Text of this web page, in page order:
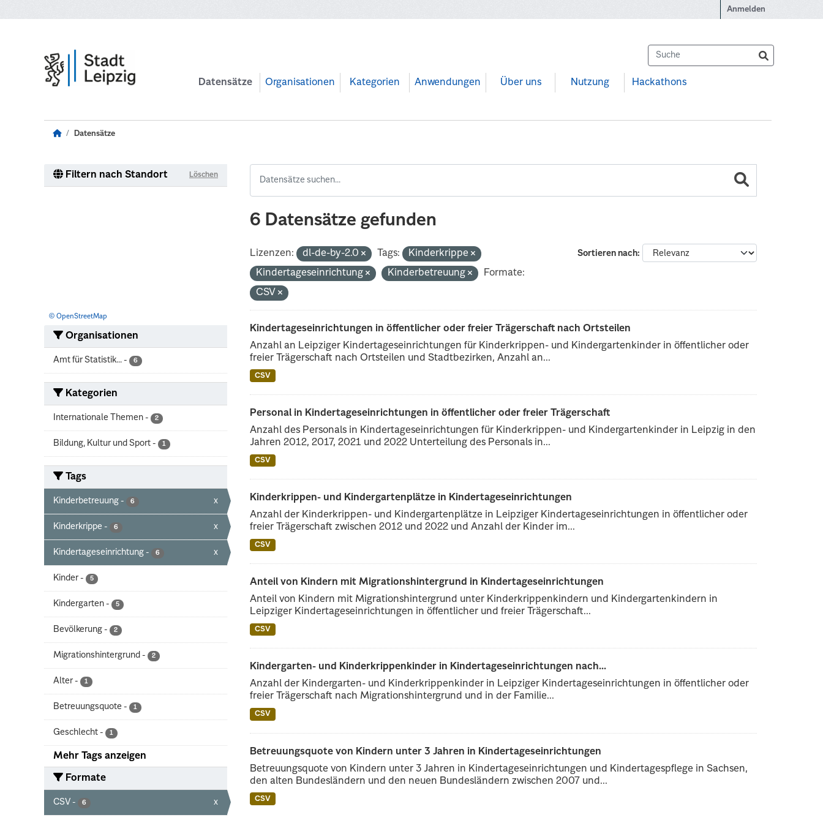
Anmelden
Datensätze Organisationen Kategorien Anwendungen Über uns Nutzung Hackathons
Datensätze
Filtern nach Standort Löschen
© OpenStreetMap
Organisationen
Amt für Statistik... - 6
Kategorien
Internationale Themen - 2
Bildung, Kultur und Sport - 1
Tags
Kinderbetreuung - 6 x
Kinderkrippe - 6 x
Kindertageseinrichtung - 6 x
Kinder - 5
Kindergarten - 5
Bevölkerung - 2
Migrationshintergrund - 2
Alter - 1
Betreuungsquote - 1
Geschlecht - 1
Mehr Tags anzeigen
Formate
CSV - 6 x
6 Datensätze gefunden
Sortieren nach
Lizenzen: dl-de-by-2.0 Tags:
Kinderkrippe
Kindertageseinrichtung
Kinderbetreuung
Formate:
CSV
Kindertageseinrichtungen in öffentlicher oder freier Trägerschaft nach Ortsteilen
Anzahl an Leipziger Kindertageseinrichtungen für Kinderkrippen- und Kindergartenkinder in öffentlicher oder
freier Trägerschaft nach Ortsteilen und Stadtbezirken, Anzahl an...
CSV
Personal in Kindertageseinrichtungen in öffentlicher oder freier Trägerschaft
Anzahl des Personals in Kindertageseinrichtungen für Kinderkrippen- und Kindergartenkinder in Leipzig in den
Jahren 2012, 2017, 2021 und 2022 Unterteilung des Personals in...
CSV
Kinderkrippen- und Kindergartenplätze in Kindertageseinrichtungen
Anzahl der Kinderkrippen- und Kindergartenplätze in Leipziger Kindertageseinrichtungen in öffentlicher oder
freier Trägerschaft zwischen 2012 und 2022 und Anzahl der Kinder im...
CSV
Anteil von Kindern mit Migrationshintergrund in Kindertageseinrichtungen
Anteil von Kindern mit Migrationshintergrund unter Kinderkrippenkindern und Kindergartenkindern in
Leipziger Kindertageseinrichtungen in öffentlicher und freier Trägerschaft...
CSV
Kindergarten- und Kinderkrippenkinder in Kindertageseinrichtungen nach...
Anzahl der Kindergarten- und Kinderkrippenkinder in Leipziger Kindertageseinrichtungen in öffentlicher oder
freier Trägerschaft nach Migrationshintergrund und in der Familie...
CSV
Betreuungsquote von Kindern unter 3 Jahren in Kindertageseinrichtungen
Betreuungsquote von Kindern unter 3 Jahren in Kindertageseinrichtungen und Kindertagespflege in Sachsen,
den alten Bundesländern und den neuen Bundesländern zwischen 2007 und...
CSV